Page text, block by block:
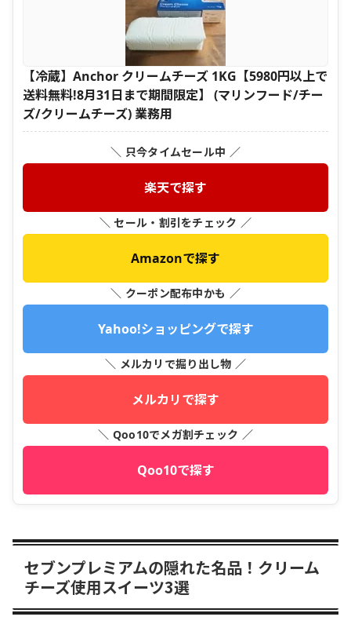
【冷蔵】Anchor クリームチーズ 1KG【5980円以上で
送料無料!8月31日まで期間限定】 (マリンフード/チー
ズ/クリームチーズ) 業務用
＼ 只今タイムセール中 ／
楽天で探す
＼ セール・割引をチェック ／
Amazonで探す
＼ クーポン配布中かも ／
Yahoo!ショッピングで探す
＼ メルカリで掘り出し物 ／
メルカリで探す
＼ Qoo10でメガ割チェック ／
Qoo10で探す
セブンプレミアムの隠れた名品！クリーム
チーズ使用スイーツ3選